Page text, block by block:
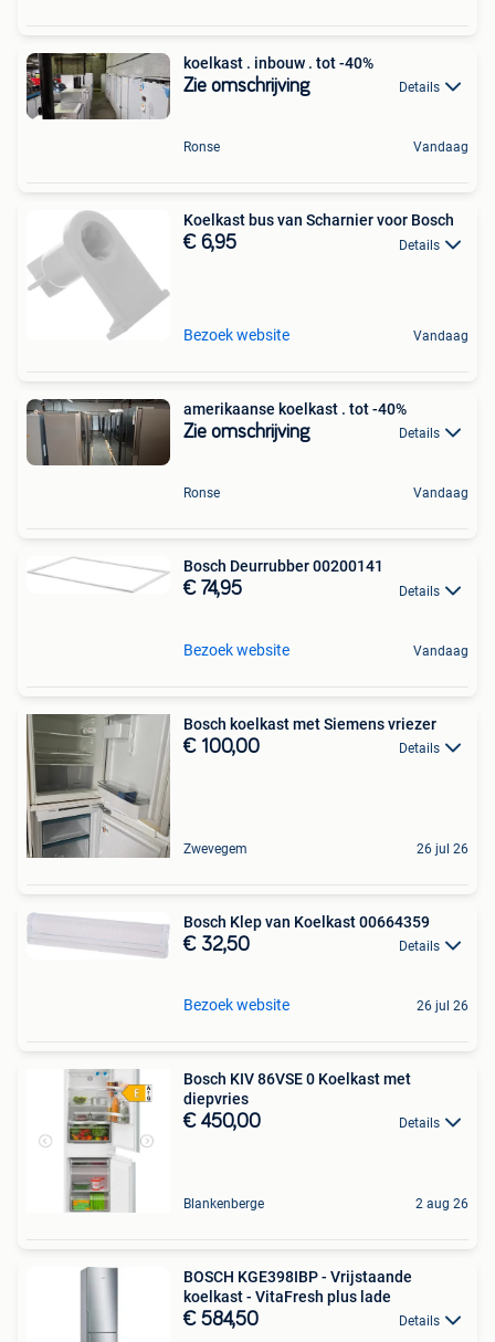
koelkast . inbouw . tot -40%
Zie omschrijving Details
Ronse Vandaag
Koelkast bus van Scharnier voor Bosch
€ 6,95 Details
Bezoek website Vandaag
amerikaanse koelkast . tot -40%
Zie omschrijving Details
Ronse Vandaag
Bosch Deurrubber 00200141
€ 74,95 Details
Bezoek website Vandaag
Bosch koelkast met Siemens vriezer
€ 100,00 Details
Zwevegem 26 jul 26
Bosch Klep van Koelkast 00664359
€ 32,50 Details
Bezoek website 26 jul 26
Bosch KIV 86VSE 0 Koelkast met
diepvries
€ 450,00 Details
Blankenberge 2 aug 26
BOSCH KGE398IBP - Vrijstaande
koelkast - VitaFresh plus lade
€ 584,50 Details